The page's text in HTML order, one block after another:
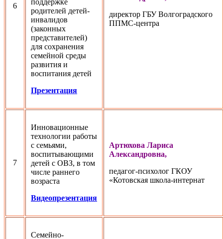
6
родителей детей-
инвалидов
(законных
представителей)
для сохранения
семейной среды
развития и
воспитания детей
Презентация
директор ГБУ Волгоградского
ППМС-центра
7
Инновационные
технологии работы
с семьями,
воспитывающими
детей с ОВЗ, в том
числе раннего
возраста
Видеопрезентация
Артюхова Лариса
Александровна,
педагог-психолог ГКОУ
«Котовская школа-интернат
Семейно-